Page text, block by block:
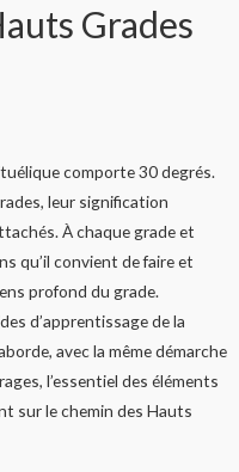
Grades
comporte 30 degrés.
leur signification
À chaque grade et
qu’il convient de faire et
profond du grade.
d’apprentissage de la
avec la même démarche
l’essentiel des éléments
sur le chemin des Hauts